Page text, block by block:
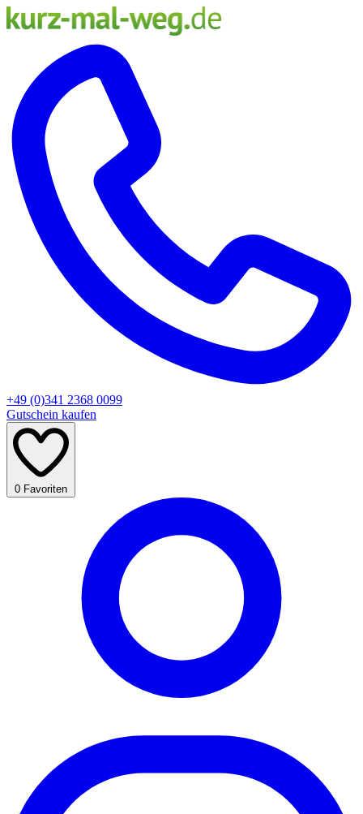
+49 (0)341 2368 0099
Gutschein kaufen
0 Favoriten